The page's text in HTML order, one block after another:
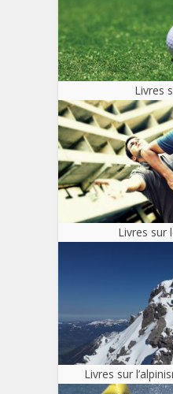
Livres
Livres sur
Livres sur